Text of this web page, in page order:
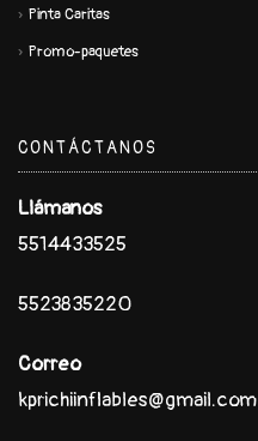
Pinta Caritas
Promo-paquetes
CONTÁCTANOS
Llámanos
5514433525
5523835220
Correo
kprichiinflables@gmail.com